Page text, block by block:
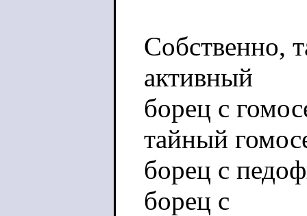
Собственно,
активный
борец с
тайный
борец с
борец с